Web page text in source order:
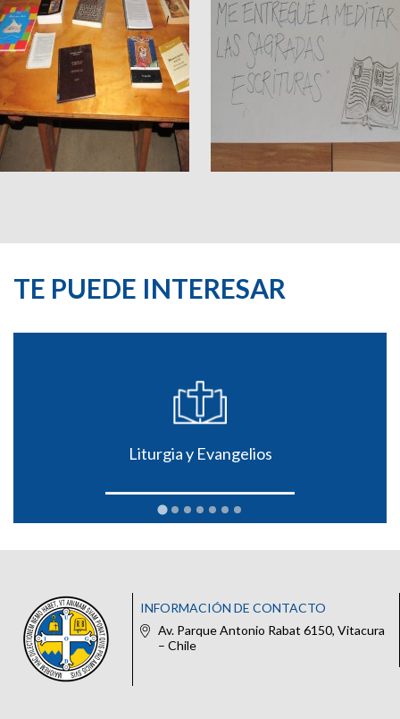
TE PUEDE INTERESAR
Liturgia y Evangelios
INFORMACIÓN DE CONTACTO
Av. Parque Antonio Rabat 6150, Vitacura
– Chile